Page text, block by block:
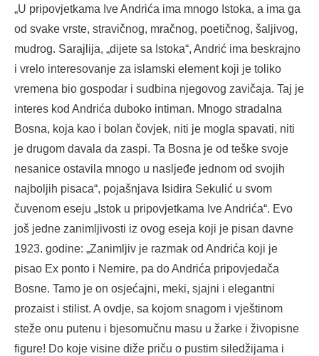
„U pripovjetkama Ive Andrića ima mnogo Istoka, a ima ga
od svake vrste, stravičnog, mračnog, poetičnog, šaljivog,
mudrog. Sarajlija, „dijete sa Istoka“, Andrić ima beskrajno
i vrelo interesovanje za islamski element koji je toliko
vremena bio gospodar i sudbina njegovog zavičaja. Taj je
interes kod Andrića duboko intiman. Mnogo stradalna
Bosna, koja kao i bolan čovjek, niti je mogla spavati, niti
je drugom davala da zaspi. Ta Bosna je od teške svoje
nesanice ostavila mnogo u nasljeđe jednom od svojih
najboljih pisaca“, pojašnjava Isidira Sekulić u svom
čuvenom eseju „Istok u pripovjetkama Ive Andrića“. Evo
još jedne zanimljivosti iz ovog eseja koji je pisan davne
1923. godine: „Zanimljiv je razmak od Andrića koji je
pisao Ex ponto i Nemire, pa do Andrića pripovjedača
Bosne. Tamo je on osjećajni, meki, sjajni i elegantni
prozaist i stilist. A ovdje, sa kojom snagom i vještinom
steže onu putenu i bjesomučnu masu u žarke i živopisne
figure! Do koje visine diže priču o pustim siledžijama i